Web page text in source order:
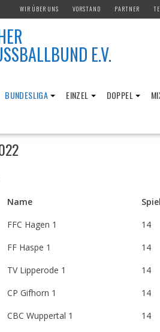
WIR ÜBER UNS VORSTAND PARTNER
E.V.
BUNDESLIGA EINZEL DOPPEL
Name
FFC Hagen 1 14
FF Haspe 1 14
TV Lipperode 1 14
CP Gifhorn 1 14
CBC Wuppertal 1 14